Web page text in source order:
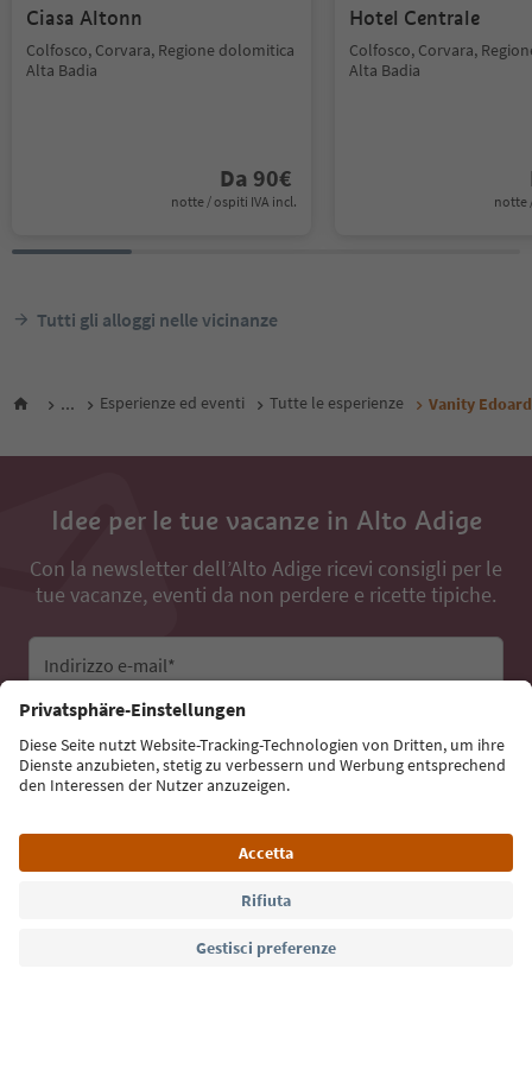
Ciasa Altonn
Colfosco, Corvara, Regione dolomitica
Alta Badia
Da 90€
notte / ospiti IVA incl.
Hotel Centrale
Colfosco, Corvara,
Alta Badia
notte
Tutti gli alloggi nelle vicinanze
... Esperienze ed eventi Tutte le esperienze Vanity
Idee per le tue vacanze in Alto Adige
Con la newsletter dell’Alto Adige ricevi consigli per le
tue vacanze, eventi da non perdere e ricette tipiche.
Indirizzo e-mail*
Iscriviti alla newsletter